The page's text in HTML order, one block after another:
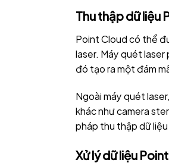
Thu thập dữ liệu
Point Cloud có thể
laser. Máy quét
đó tạo ra một đám
Ngoài máy quét
khác như camera
pháp thu thập dữ
Xử lý dữ liệu